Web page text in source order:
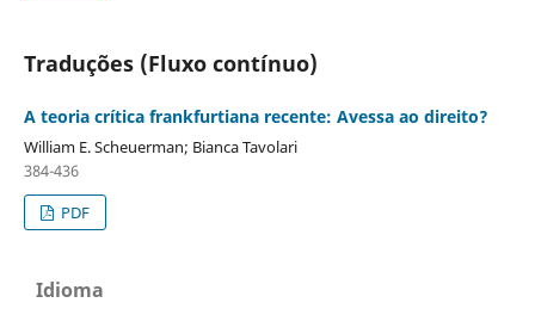
Traduções (Fluxo contínuo)
A teoria crítica frankfurtiana recente: Avessa ao direito?
William E. Scheuerman; Bianca Tavolari
384-436
PDF
Idioma